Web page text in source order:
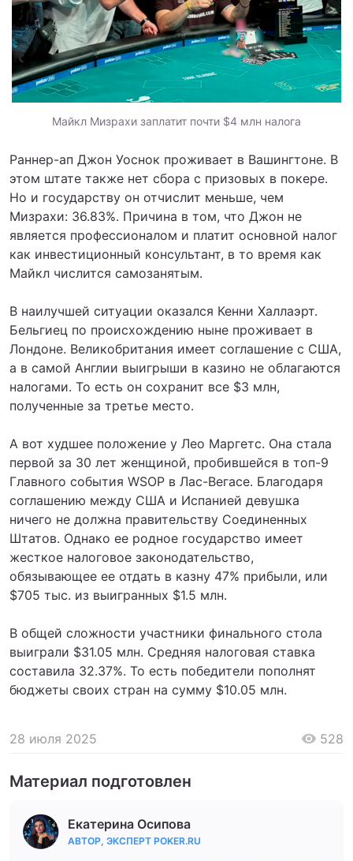
Майкл Мизрахи заплатит почти $4 млн налога
Раннер-ап Джон Уоснок проживает в Вашингтоне. В
этом штате также нет сбора с призовых в покере.
Но и государству он отчислит меньше, чем
Мизрахи: 36.83%. Причина в том, что Джон не
является профессионалом и платит основной налог
как инвестиционный консультант, в то время как
Майкл числится самозанятым.
В наилучшей ситуации оказался Кенни Халлаэрт.
Бельгиец по происхождению ныне проживает в
Лондоне. Великобритания имеет соглашение с США,
а в самой Англии выигрыши в казино не облагаются
налогами. То есть он сохранит все $3 млн,
полученные за третье место.
А вот худшее положение у Лео Маргетс. Она стала
первой за 30 лет женщиной, пробившейся в топ-9
Главного события WSOP в Лас-Вегасе. Благодаря
соглашению между США и Испанией девушка
ничего не должна правительству Соединенных
Штатов. Однако ее родное государство имеет
жесткое налоговое законодательство,
обязывающее ее отдать в казну 47% прибыли, или
$705 тыс. из выигранных $1.5 млн.
В общей сложности участники финального стола
выиграли $31.05 млн. Средняя налоговая ставка
составила 32.37%. То есть победители пополнят
бюджеты своих стран на сумму $10.05 млн.
28 июля 2025 528
Материал подготовлен
Екатерина Осипова
АВТОР, ЭКСПЕРТ POKER.RU